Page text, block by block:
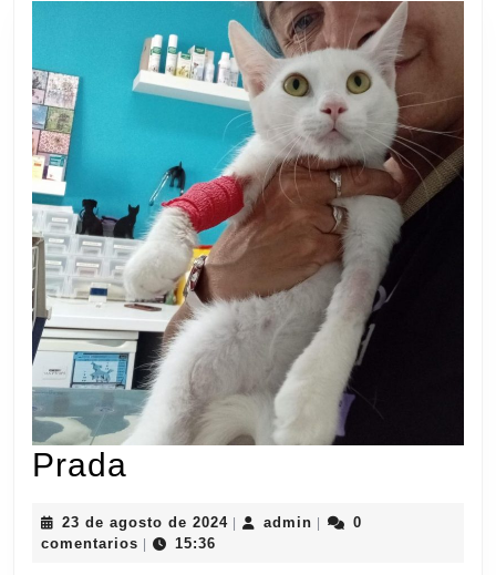
Prada
23 de agosto de 202423
admin admin
0
comentarios
15:36